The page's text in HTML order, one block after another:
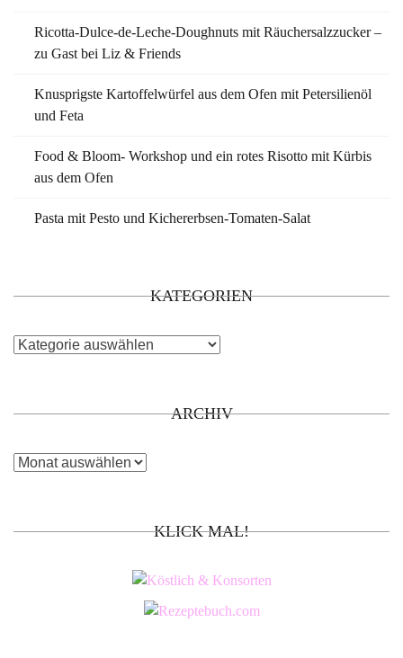
Ricotta-Dulce-de-Leche-Doughnuts mit Räuchersalzzucker –
zu Gast bei Liz & Friends
Knusprigste Kartoffelwürfel aus dem Ofen mit Petersilienöl
und Feta
Food & Bloom- Workshop und ein rotes Risotto mit Kürbis
aus dem Ofen
Pasta mit Pesto und Kichererbsen-Tomaten-Salat
KATEGORIEN
Kategorien
ARCHIV
Archiv
KLICK MAL!